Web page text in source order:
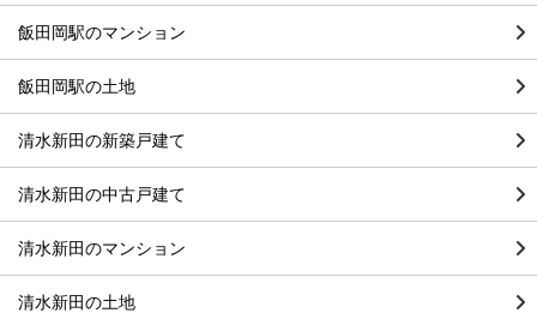
飯田岡駅のマンション
飯田岡駅の土地
清水新田の新築戸建て
清水新田の中古戸建て
清水新田のマンション
清水新田の土地